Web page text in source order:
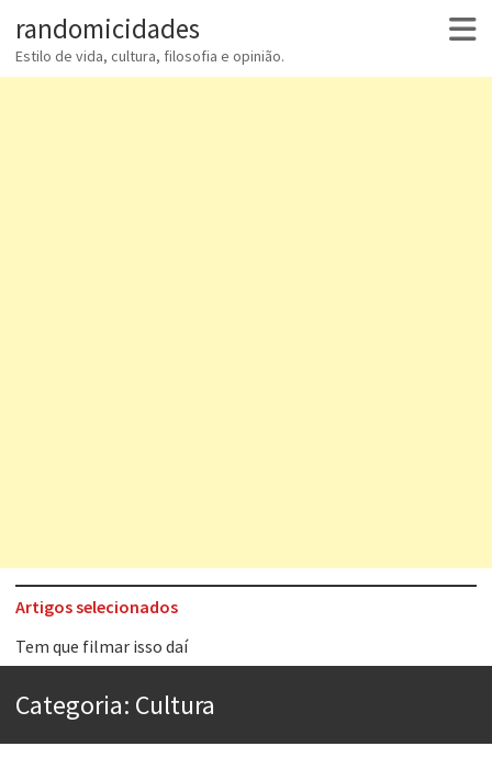
randomicidades
Estilo de vida, cultura, filosofia e opinião.
Artigos selecionados
Tem que filmar isso daí
Aprender a fracassar é o segredo do sucesso
Categoria: Cultura